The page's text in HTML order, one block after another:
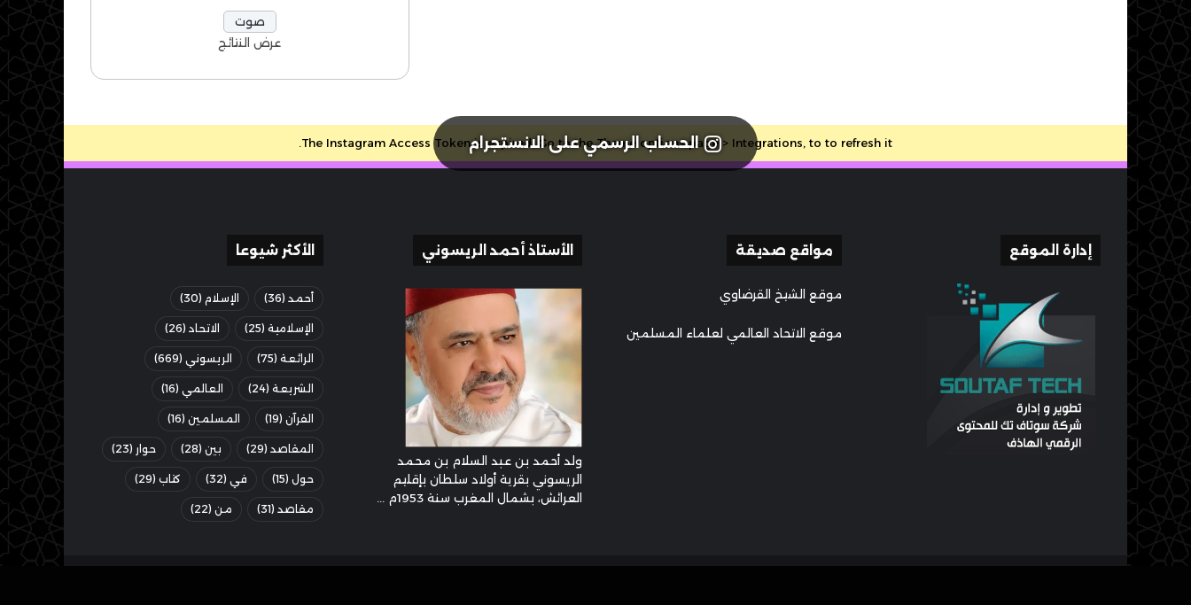
عرض النتائج
الحساب الرسمي على الانستجرام
The Instagram Access Token is expired, Go to the Theme options page > Integrations, to to refresh it.
إدارة الموقع مواقع صديقة
موقع الشيخ القرضاوي
موقع الاتحاد العالمي لعلماء المسلمين
الأستاذ أحمد الريسوني
ولد أحمد بن عبد السلام بن محمد
الريسوني بقرية أولاد سلطان بإقليم
العرائش، بشمال المغرب سنة 1953م ...
الأكثر شيوعا
أحمد (36) الإسلام (30)
الإسلامية (25) الاتحاد (26)
الرائعة (75) الريسوني (669)
الشريعة (24) العالمي (16)
القرآن (19) المسلمين (16)
المقاصد (29) بين (28) حوار (23)
حول (15) في (32) كتاب (29)
مقاصد (31) من (22)